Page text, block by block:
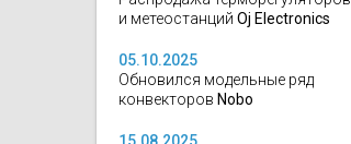
и метеостанций Oj Electronics
05.10.2025
Обновился модельные ряд
конвекторов Nobo